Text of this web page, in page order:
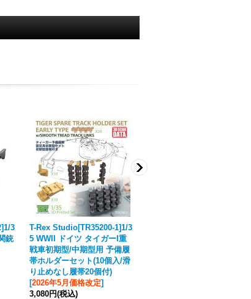
3
銃
T-Rex Studio[TR35200-1]1/3
5 WWII ドイツ タイガーI重
戦車初期型/中期型用 予備履
帯ホルダーセット(10個入/滑
り止めなし履帯20個付)
[2026年5月価格改定]
3,080円(税込)